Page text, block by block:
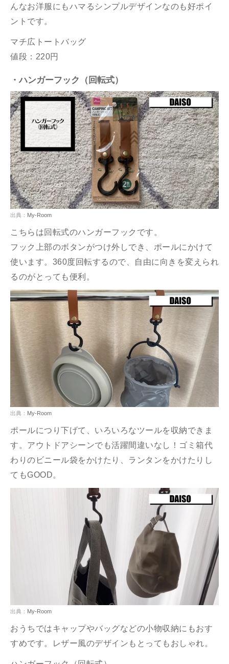
んなお洋服にもハマるシンプルデザインなのも好ポイ
ントです。
マチ広トートバッグ
値段：220円
・ハンガーフック（回転式）
出典： My-Room
こちらは回転式のハンガーフックです。
フック上部のボタンがつけ外しでき、ポールにかけて
使います。360度回転するので、自由に向きを変えられ
るのがとっても便利。
出典： My-Room
ポールにつり下げて、いろいろなツールを収納できま
す。アウトドアシーンでも活躍間違いなし！ゴミ箱代
わりのビニール袋をかけたり、ランタンをかけたりし
てもGOOD。
出典： My-Room
おうちではキャップやバッグなどの小物収納にもおす
すめです。レザー風のデザインもとってもおしゃれ。